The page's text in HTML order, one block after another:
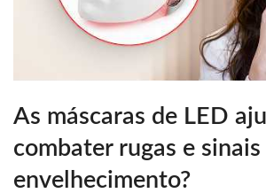
As máscaras de LED
combater rugas e sinais
envelhecimento?